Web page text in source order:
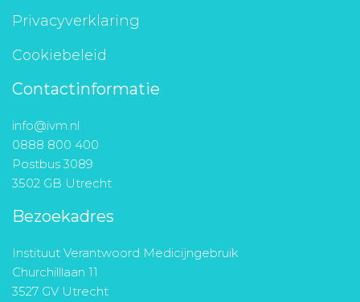
Privacyverklaring
Cookiebeleid
Contactinformatie
info@ivm.nl
0888 800 400
Postbus 3089
3502 GB Utrecht
Bezoekadres
Instituut Verantwoord Medicijngebruik
Churchilllaan 11
3527 GV Utrecht